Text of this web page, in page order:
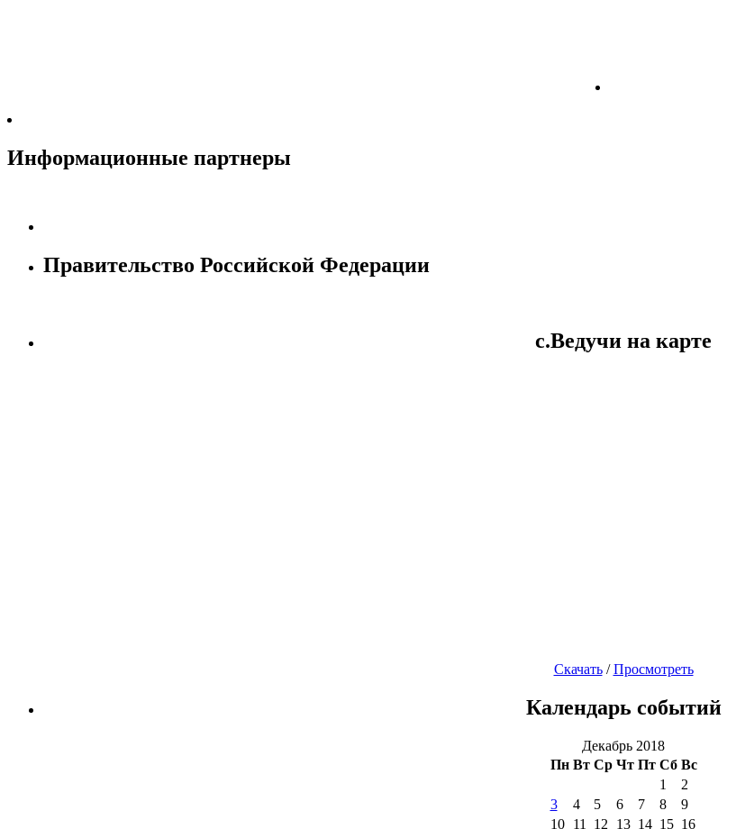
Информационные партнеры
Правительство Российской Федерации
с.Ведучи на карте
Скачать/Просмотреть
Календарь событий
Декабрь 2018
Пн Вт Ср Чт Пт Сб Вс
1
2
3
4 5 6 7 8
9
10
11 12 13 14 15 16